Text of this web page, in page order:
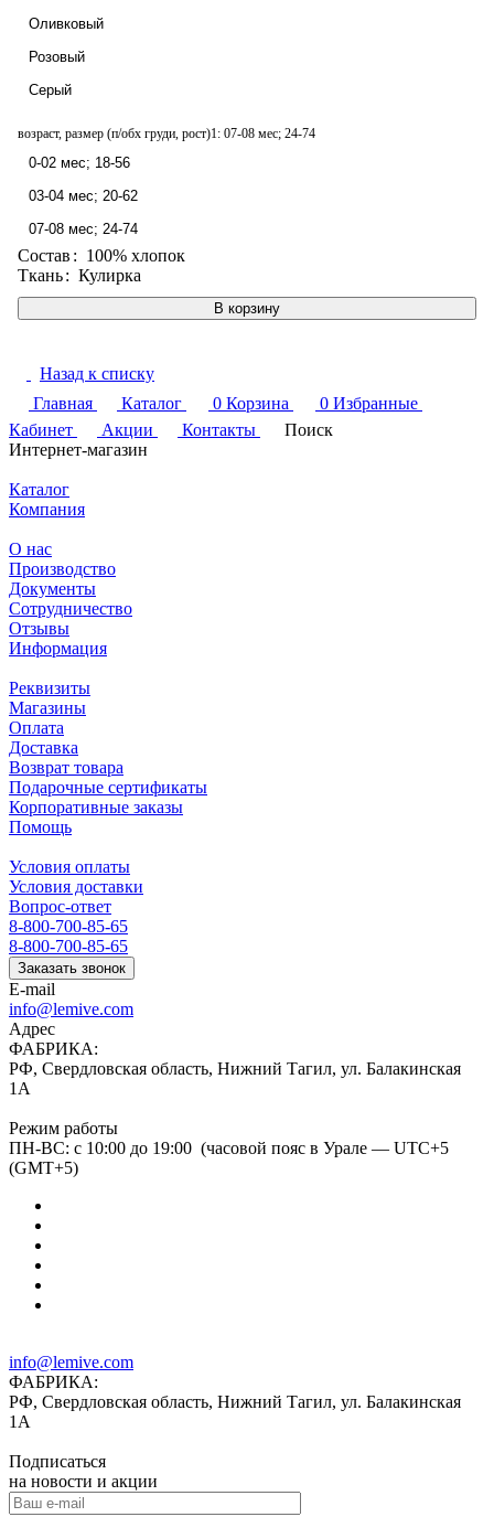
В корзину
Оливковый
Розовый
Серый
возраст, размер (п/обх груди, рост)1: 07-08 мес; 24-74
0-02 мес; 18-56
03-04 мес; 20-62
07-08 мес; 24-74
Состав: 100% хлопок
Ткань: Кулирка
Назад к списку
Главная
Каталог 0 Корзина 0 Избранные
Кабинет
Акции Контакты
Поиск
Интернет-магазин
Каталог
Компания
О нас
Производство
Документы
Сотрудничество
Отзывы
Информация
Реквизиты
Магазины
Оплата
Доставка
Возврат товара
Подарочные сертификаты
Корпоративные заказы
Помощь
Условия оплаты
Условия доставки
Вопрос-ответ
8-800-700-85-65
8-800-700-85-65
Заказать звонок
E-mail
info@lemive.com
Адрес
ФАБРИКА:
РФ, Свердловская область, Нижний Тагил, ул. Балакинская
1А
Режим работы
ПН-ВС: с 10:00 до 19:00 (часовой пояс в Урале — UTC+5
(GMT+5)
info@lemive.com
ФАБРИКА:
РФ, Свердловская область, Нижний Тагил, ул. Балакинская
1А
Подписаться
на новости и акции